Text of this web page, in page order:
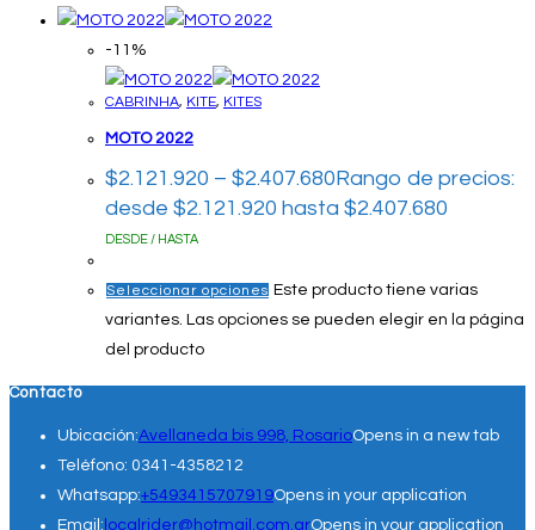
-11%
CABRINHA, KITE, KITES
MOTO 2022
$2.121.920 – $2.407.680Rango de precios:
desde $2.121.920 hasta $2.407.680
DESDE / HASTA
Seleccionar opciones Este producto tiene varias
variantes. Las opciones se pueden elegir en la página
del producto
Contacto
Ubicación:Avellaneda bis 998, RosarioOpens in a new tab
Teléfono: 0341-4358212
Whatsapp:+5493415707919Opens in your application
Email: localrider@hotmail.com.arOpens in your application